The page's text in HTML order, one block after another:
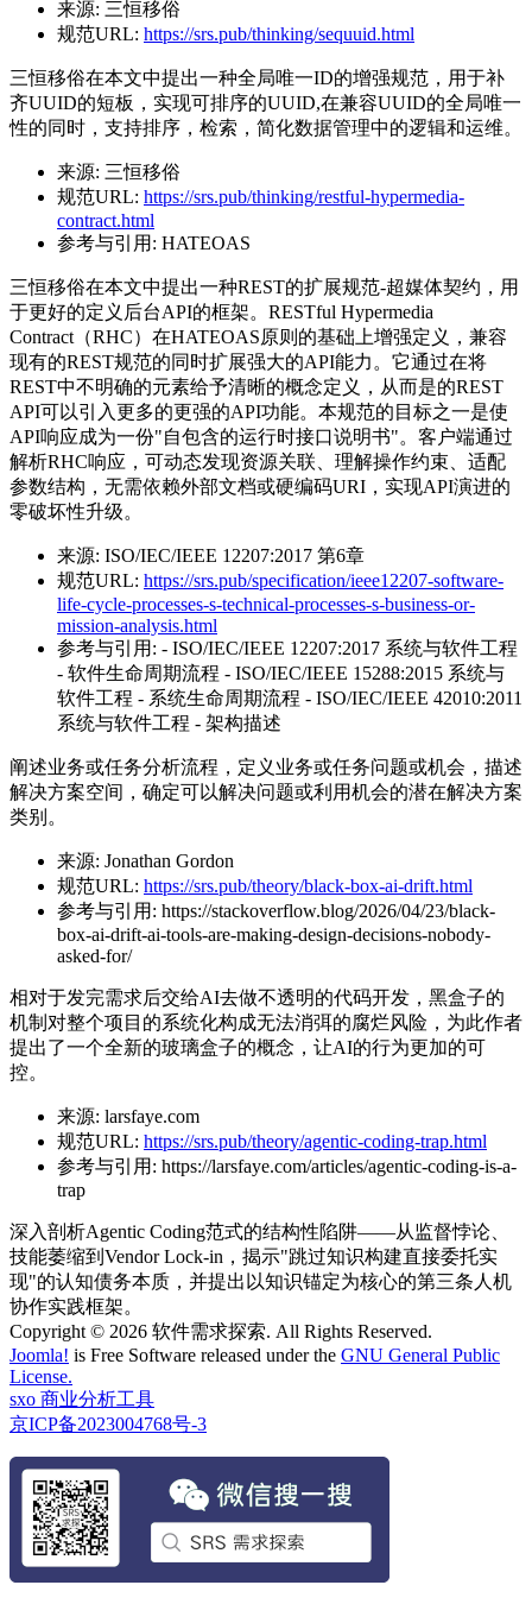
来源: 三恒移俗
规范URL: https://srs.pub/thinking/sequuid.html
三恒移俗在本文中提出一种全局唯一ID的增强规范，用于补
齐UUID的短板，实现可排序的UUID,在兼容UUID的全局唯一
性的同时，支持排序，检索，简化数据管理中的逻辑和运维。
来源: 三恒移俗
规范URL: https://srs.pub/thinking/restful-hypermedia-
contract.html
参考与引用: HATEOAS
三恒移俗在本文中提出一种REST的扩展规范-超媒体契约，用
于更好的定义后台API的框架。RESTful Hypermedia
Contract（RHC）在HATEOAS原则的基础上增强定义，兼容
现有的REST规范的同时扩展强大的API能力。它通过在将
REST中不明确的元素给予清晰的概念定义，从而是的REST
API可以引入更多的更强的API功能。本规范的目标之一是使
API响应成为一份"自包含的运行时接口说明书"。客户端通过
解析RHC响应，可动态发现资源关联、理解操作约束、适配
参数结构，无需依赖外部文档或硬编码URI，实现API演进的
零破坏性升级。
来源: ISO/IEC/IEEE 12207:2017 第6章
规范URL: https://srs.pub/specification/ieee12207-software-
life-cycle-processes-s-technical-processes-s-business-or-
mission-analysis.html
参考与引用: - ISO/IEC/IEEE 12207:2017 系统与软件工程
- 软件生命周期流程 - ISO/IEC/IEEE 15288:2015 系统与
软件工程 - 系统生命周期流程 - ISO/IEC/IEEE 42010:2011
系统与软件工程 - 架构描述
阐述业务或任务分析流程，定义业务或任务问题或机会，描述
解决方案空间，确定可以解决问题或利用机会的潜在解决方案
类别。
来源: Jonathan Gordon
规范URL: https://srs.pub/theory/black-box-ai-drift.html
参考与引用: https://stackoverflow.blog/2026/04/23/black-
box-ai-drift-ai-tools-are-making-design-decisions-nobody-
asked-for/
相对于发完需求后交给AI去做不透明的代码开发，黑盒子的
机制对整个项目的系统化构成无法消弭的腐烂风险，为此作者
提出了一个全新的玻璃盒子的概念，让AI的行为更加的可
控。
来源: larsfaye.com
规范URL: https://srs.pub/theory/agentic-coding-trap.html
参考与引用: https://larsfaye.com/articles/agentic-coding-is-a-
trap
深入剖析Agentic Coding范式的结构性陷阱——从监督悖论、
技能萎缩到Vendor Lock-in，揭示"跳过知识构建直接委托实
现"的认知债务本质，并提出以知识锚定为核心的第三条人机
协作实践框架。
Copyright © 2026 软件需求探索. All Rights Reserved.
Joomla! is Free Software released under the GNU General Public
License.
sxo 商业分析工具
京ICP备2023004768号-3